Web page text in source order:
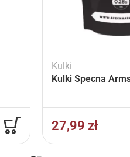
Kulki
Kulki Specna
27,99 zł